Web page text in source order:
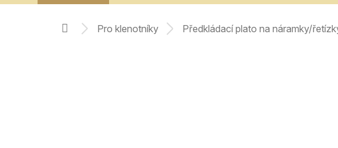
domů pro klenotníky předkládací plato na náramky/